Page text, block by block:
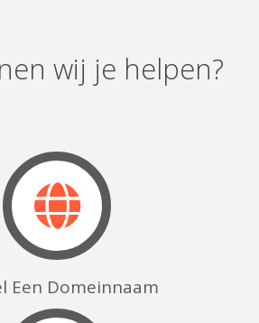
wij je helpen?
Een Domeinnaam